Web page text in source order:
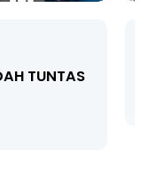
KETUA